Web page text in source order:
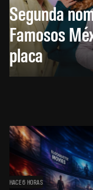
Segunda
Famosos
placa
HACE 6 HORAS